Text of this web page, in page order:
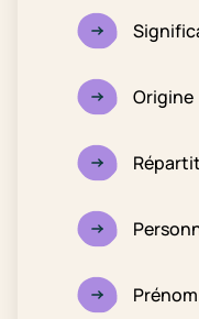
Origine